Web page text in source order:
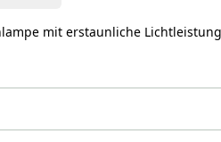
mit erstaunliche